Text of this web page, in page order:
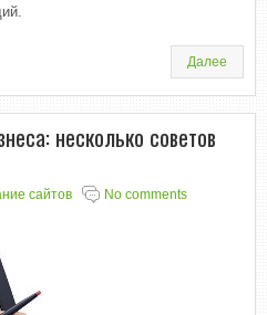
Далее
несколько советов
сайтов No comments